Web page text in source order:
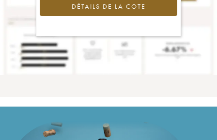
DÉTAILS DE LA COTE